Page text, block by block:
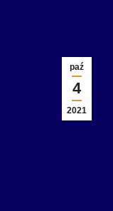
paź
4
2021